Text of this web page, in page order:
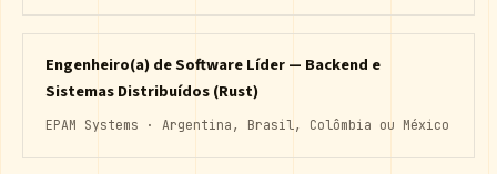
Engenheiro(a) de Software Líder — Backend e
Sistemas Distribuídos (Rust)
EPAM Systems · Argentina, Brasil, Colômbia ou México